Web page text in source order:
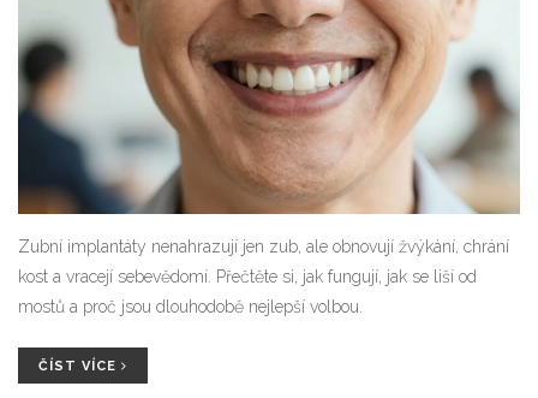
Zubní implantáty nenahrazují jen zub, ale obnovují žvýkání, chrání
kost a vracejí sebevědomí. Přečtěte si, jak fungují, jak se liší od
mostů a proč jsou dlouhodobě nejlepší volbou.
ČÍST VÍCE